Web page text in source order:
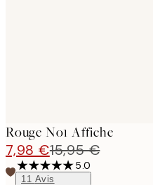
Rouge No1 Affiche
7,98 €15,95 €
5.0
11 Avis